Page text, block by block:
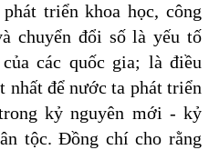
triển khoa học, công
chuyển đổi số là yếu tố
các quốc gia; là điều
để nước ta phát triển
kỷ nguyên mới - kỷ
tộc. Đồng chí cho rằng